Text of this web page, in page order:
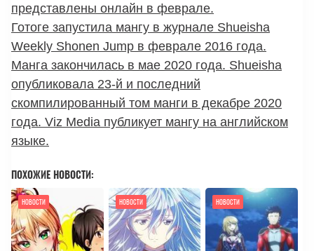
представлены онлайн в феврале.
Готоге запустила мангу в журнале Shueisha
Weekly Shonen Jump в феврале 2016 года.
Манга закончилась в мае 2020 года. Shueisha
опубликовала 23-й и последний
скомпилированный том манги в декабре 2020
года. Viz Media публикует мангу на английском
языке.
ПОХОЖИЕ НОВОСТИ:
НОВОСТИ НОВОСТИ НОВОСТИ